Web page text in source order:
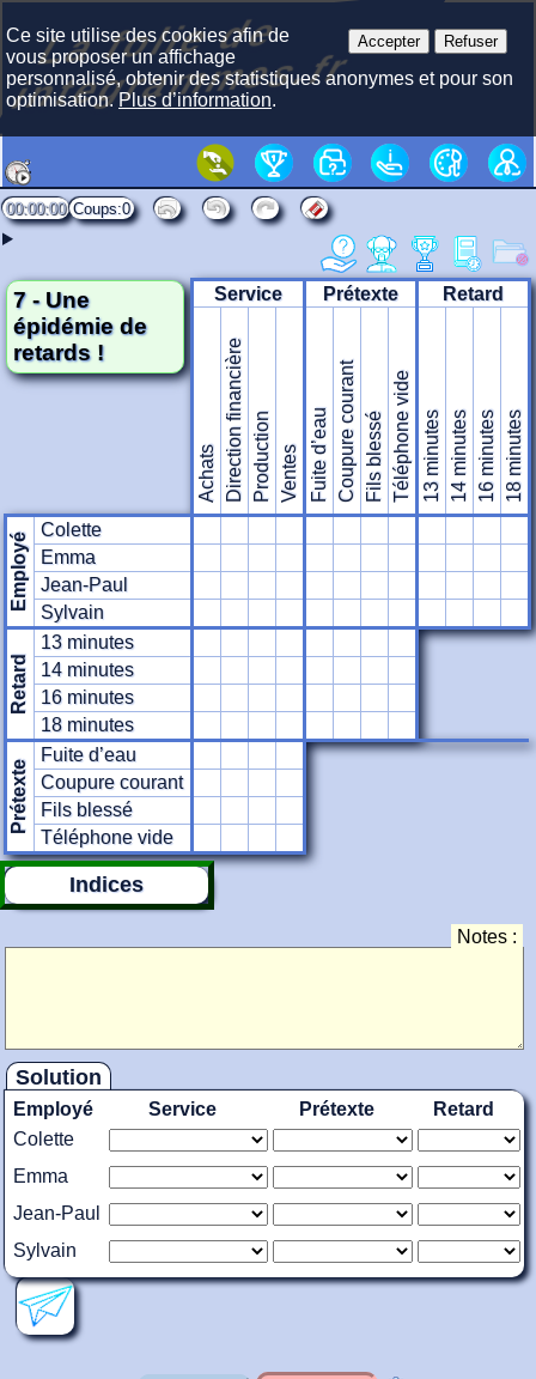
La f
olie
de
i
nte
gra
m
mes.fr
7 - Une
épidémie de
retards !
Service Prétexte Retard
AchatsDirection financièreProduction Ventes Fuite d’eauCoupure courantFils blesséTéléphone vide13 minutes14 minutes16 minutes18 minutes
Employé
Colette
Emma
Jean-Paul
Sylvain
Retard
13 minutes
14 minutes
16 minutes
18 minutes
Prétexte
Fuite d’eau
Coupure courant
Fils blessé
Téléphone vide
Indices
Notes :
Solution
Employé Service Prétexte
Retard
Colette
Emma
Jean-Paul
Sylvain
00:00:00 0
Accepter Refuser
Ce site utilise des cookies afin de
vous proposer un affichage
personnalisé, obtenir des statistiques anonymes et pour son
optimisation.Plus d’information.